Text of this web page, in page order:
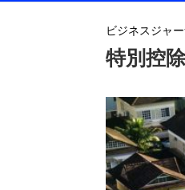
ビジネスジャ
特別控